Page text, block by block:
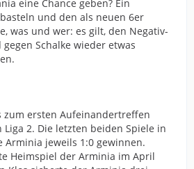
eine Chance geben? Ein
und den als neuen 6er
was und wer: es gilt, den Negativ-
Schalke wieder etwas
zum ersten Aufeinandertreffen
2. Die letzten beiden Spiele in
Arminia jeweils 1:0 gewinnen.
Heimspiel der Arminia im April